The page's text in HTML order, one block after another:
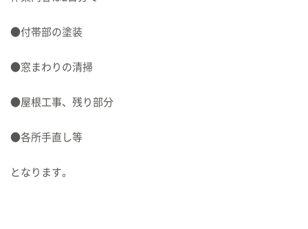
●付帯部の塗装
●窓まわりの清掃
●屋根工事、残り部分
●各所手直し等
となります。